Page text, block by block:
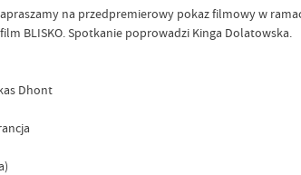
na przedpremierowy pokaz filmowy w
BLISKO. Spotkanie poprowadzi Kinga Dolatowska.
Dhont